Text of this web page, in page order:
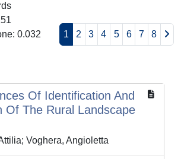
0.032
1 2 3 4 5 6 7 8
Of Identification And
Of The Rural Landscape
Voghera, Angioletta